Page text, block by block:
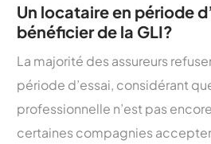
Un locataire en période
bénéficier de la GLI?
La majorité des assureurs
période d’essai, considérant
professionnelle n’est pas
certaines compagnies